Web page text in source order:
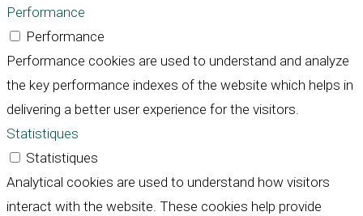
Performance
Performance
Performance cookies are used to understand and analyze
the key performance indexes of the website which helps in
delivering a better user experience for the visitors.
Statistiques
Statistiques
Analytical cookies are used to understand how visitors
interact with the website. These cookies help provide